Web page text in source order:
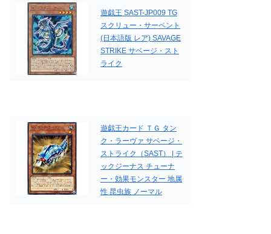
遊戯王 SAST-JP009 TG
スクリュー・サーペント
(日本語版 レア) SAVAGE
STRIKE サベージ・スト
ライク
遊戯王カード ＴＧ タン
ク・ラーヴァ サベージ・
ストライク（SAST） | テ
ックジーナス チューナ
ー・効果モンスター 地属
性 昆虫族 ノーマル